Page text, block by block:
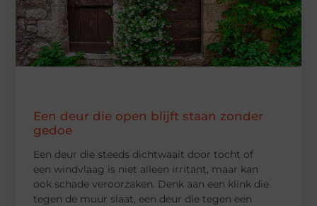
Een deur die open blijft staan zonder
gedoe
Een deur die steeds dichtwaait door tocht of
een windvlaag is niet alleen irritant, maar kan
ook schade veroorzaken. Denk aan een klink die
tegen de muur slaat, een deur die tegen een